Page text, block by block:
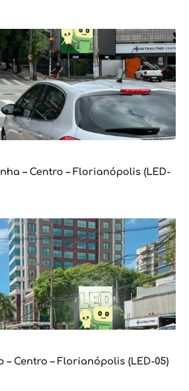
– Centro – Florianópolis (LED-
– Centro – Florianópolis (LED-05)